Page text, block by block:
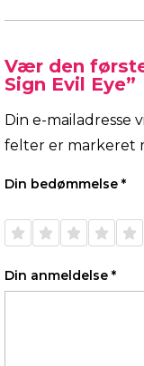
Vær den
Sign Evil Eye”
Din e-mailadresse
felter er markeret
Din bedømmelse *
Din anmeldelse *